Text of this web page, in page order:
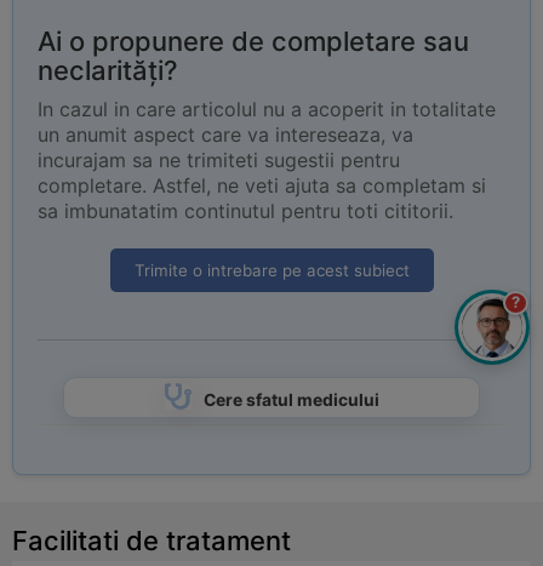
Ai o propunere de completare sau
neclarități?
In cazul in care articolul nu a acoperit in totalitate
un anumit aspect care va intereseaza, va
incurajam sa ne trimiteti sugestii pentru
completare. Astfel, ne veti ajuta sa completam si
sa imbunatatim continutul pentru toti cititorii.
Trimite o intrebare pe acest subiect
Cere sfatul medicului
Facilitati de tratament
?